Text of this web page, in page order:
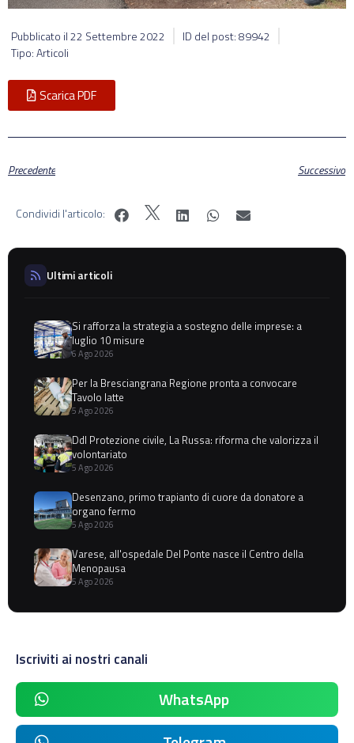
Pubblicato il22 Settembre 2022
ID del post: 89942
Tipo: Articoli
Scarica PDF
Precedente Successivo
Condividi l'articolo:
Ultimi articoli
Si rafforza la strategia a sostegno delle imprese: a
luglio 10 misure
6 Ago 2026
Per la Bresciangrana Regione pronta a convocare
Tavolo latte
5 Ago 2026
Ddl Protezione civile, La Russa: riforma che valorizza il
volontariato
5 Ago 2026
Desenzano, primo trapianto di cuore da donatore a
organo fermo
5 Ago 2026
Varese, all'ospedale Del Ponte nasce il Centro della
Menopausa
5 Ago 2026
Iscriviti ai nostri canali
WhatsApp